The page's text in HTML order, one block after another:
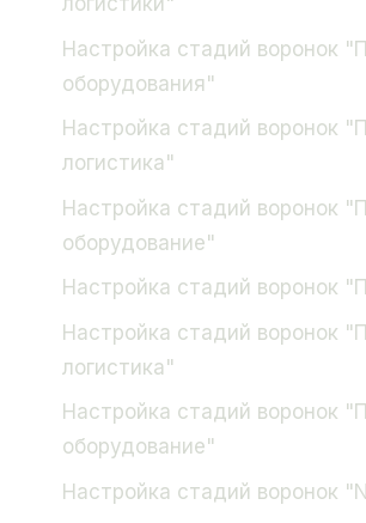
Настройка стадий воронок
оборудования"
Настройка стадий воронок
логистика"
Настройка стадий воронок
оборудование"
Настройка стадий воронок
Настройка стадий воронок
логистика"
Настройка стадий воронок
оборудование"
Настройка стадий воронок